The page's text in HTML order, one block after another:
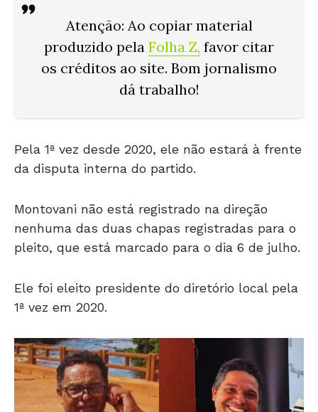
Atenção: Ao copiar material
produzido pela Folha Z, favor citar
os créditos ao site. Bom jornalismo
dá trabalho!
Pela 1ª vez desde 2020, ele não estará à frente
da disputa interna do partido.
Montovani não está registrado na direção
nenhuma das duas chapas registradas para o
pleito, que está marcado para o dia 6 de julho.
Ele foi eleito presidente do diretório local pela
1ª vez em 2020.